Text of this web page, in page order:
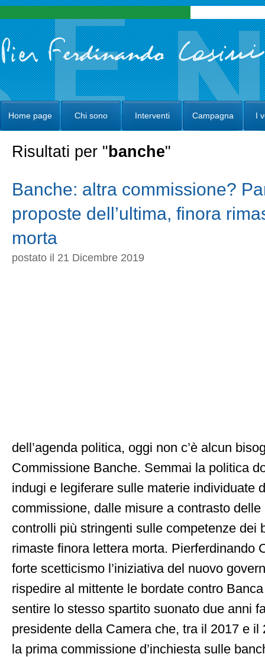
Home page Chi sono Interventi Campagna I
Risultati per " banche"
Banche: altra commissione?
proposte dell’ultima, finora
morta
postato il 21 Dicembre 2019
dell’agenda politica, oggi non c’è alcun
Commissione Banche. Semmai la politica
indugi e legiferare sulle materie individuate
commissione, dalle misure a contrasto
controlli più stringenti sulle competenze dei
rimaste finora lettera morta. Pierferdinando
forte scetticismo l’iniziativa del nuovo
rispedire al mittente le bordate contro
sentire lo stesso spartito suonato due anni
presidente della Camera che, tra il 2017 e il
la prima commissione d’inchiesta sulle